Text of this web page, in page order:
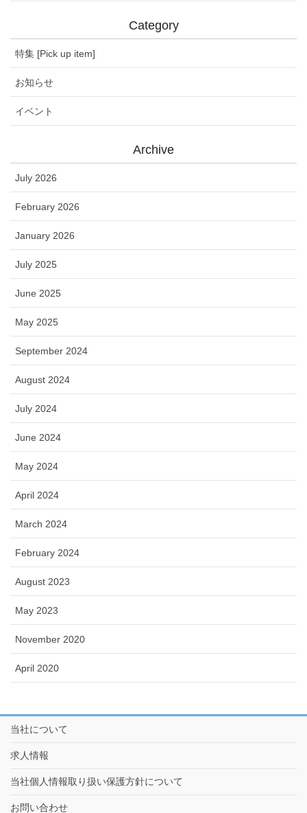
Category
特集 [Pick up item]
お知らせ
イベント
Archive
July 2026
February 2026
January 2026
July 2025
June 2025
May 2025
September 2024
August 2024
July 2024
June 2024
May 2024
April 2024
March 2024
February 2024
August 2023
May 2023
November 2020
April 2020
当社について
求人情報
当社個人情報取り扱い保護方針について
お問い合わせ